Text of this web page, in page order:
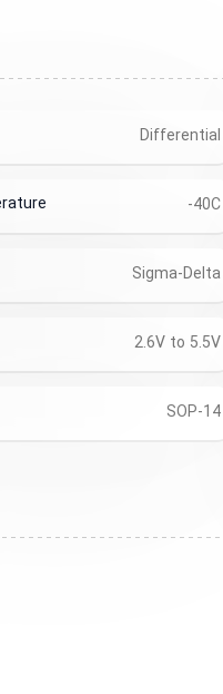
Differential
-40C
Sigma-Delta
2.6V to 5.5V
SOP-14